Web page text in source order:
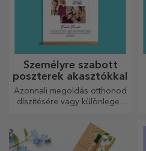
Személyre szabott
poszterek akasztókkal
Azonnali megoldás otthonod
díszítésére vagy különleges